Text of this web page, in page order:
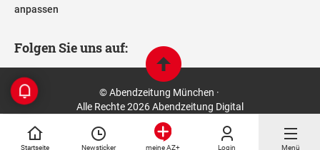
Startseite Newsticker meine AZ+ Login Menü
anpassen
Folgen Sie uns auf:
© Abendzeitung München ·
Alle Rechte 2026 Abendzeitung Digital